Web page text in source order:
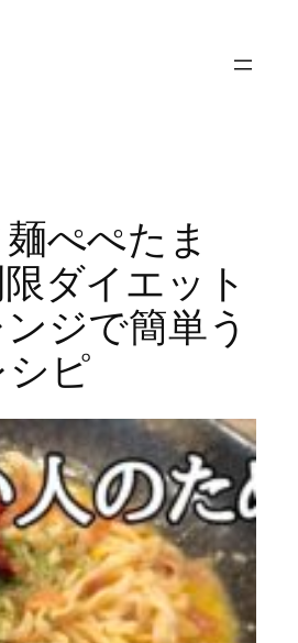
ぺぺたま
限ダイエット
ジで簡単う
ピ